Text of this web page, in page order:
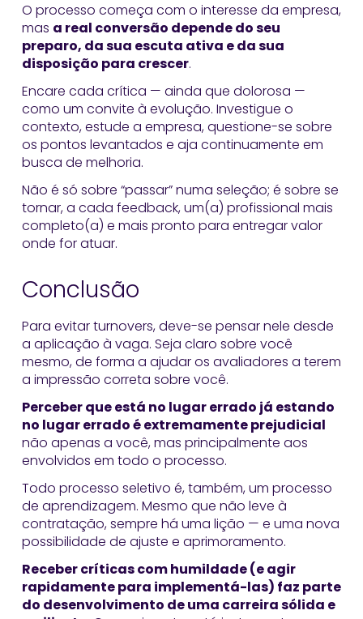
O processo começa com o interesse da empresa,
mas a real conversão depende do seu
preparo, da sua escuta ativa e da sua
disposição para crescer.
Encare cada crítica — ainda que dolorosa —
como um convite à evolução. Investigue o
contexto, estude a empresa, questione-se sobre
os pontos levantados e aja continuamente em
busca de melhoria.
Não é só sobre “passar” numa seleção; é sobre se
tornar, a cada feedback, um(a) profissional mais
completo(a) e mais pronto para entregar valor
onde for atuar.
Conclusão
Para evitar turnovers, deve-se pensar nele desde
a aplicação à vaga. Seja claro sobre você
mesmo, de forma a ajudar os avaliadores a terem
a impressão correta sobre você.
Perceber que está no lugar errado já estando
no lugar errado é extremamente prejudicial
não apenas a você, mas principalmente aos
envolvidos em todo o processo.
Todo processo seletivo é, também, um processo
de aprendizagem. Mesmo que não leve à
contratação, sempre há uma lição — e uma nova
possibilidade de ajuste e aprimoramento.
Receber críticas com humildade (e agir
rapidamente para implementá-las) faz parte
do desenvolvimento de uma carreira sólida e